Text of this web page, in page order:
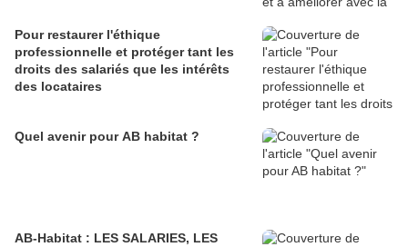
Pour restaurer l'éthique
professionnelle et protéger tant les
droits des salariés que les intérêts
des locataires
Quel avenir pour AB habitat ?
AB-Habitat : LES SALARIES, LES